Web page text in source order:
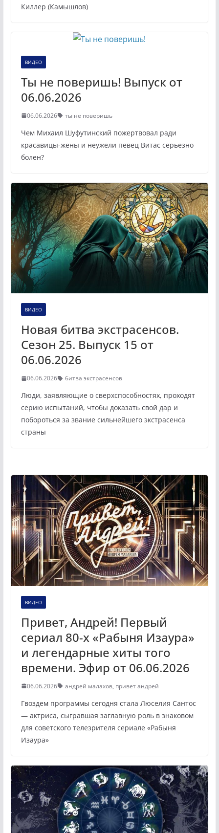
Киллер (Камышлов)
ВИДЕО
Ты не поверишь! Выпуск от
06.06.2026
06.06.2026 ты не поверишь
Чем Михаил Шуфутинский пожертвовал ради
красавицы-жены и неужели певец Витас серьезно
болен?
ВИДЕО
Новая битва экстрасенсов.
Сезон 25. Выпуск 15 от
06.06.2026
06.06.2026 битва экстрасенсов
Люди, заявляющие о сверхспособностях, проходят
серию испытаний, чтобы доказать свой дар и
побороться за звание сильнейшего экстрасенса
страны
ВИДЕО
Привет, Андрей! Первый
сериал 80-х «Рабыня Изаура»
и легендарные хиты того
времени. Эфир от 06.06.2026
06.06.2026 андрей малахов, привет андрей
Гвоздем программы сегодня стала Люселия Сантос
— актриса, сыгравшая заглавную роль в знаковом
для советского телезрителя сериале «Рабыня
Изаура»